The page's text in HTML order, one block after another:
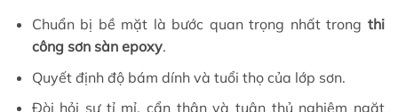
Chuẩn bị bề mặt là bước quan trọng nhất trong thi
công sơn sàn epoxy.
Quyết định độ bám dính và tuổi thọ của lớp sơn.
Đòi hỏi sự tỉ mỉ, cẩn thận và tuân thủ nghiêm ngặt